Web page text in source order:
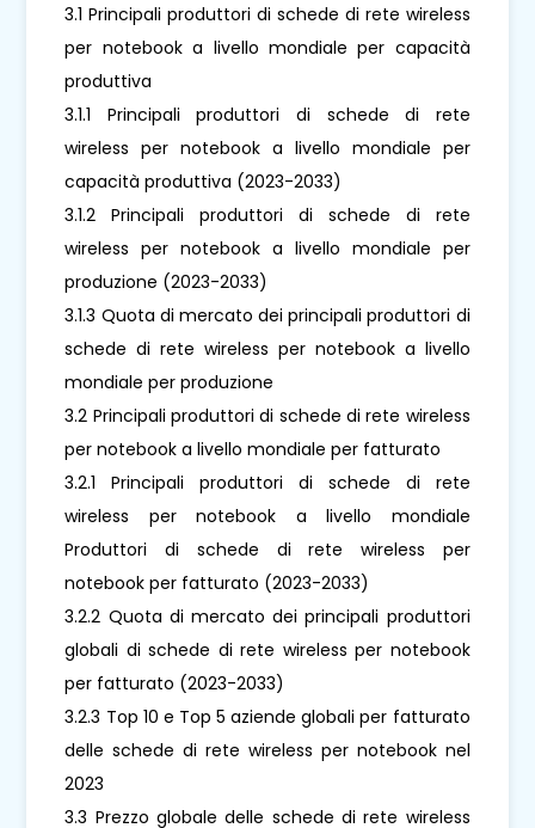
3.1 Principali produttori di schede di rete wireless
per notebook a livello mondiale per capacità
produttiva
3.1.1 Principali produttori di schede di rete
wireless per notebook a livello mondiale per
capacità produttiva (2023-2033)
3.1.2 Principali produttori di schede di rete
wireless per notebook a livello mondiale per
produzione (2023-2033)
3.1.3 Quota di mercato dei principali produttori di
schede di rete wireless per notebook a livello
mondiale per produzione
3.2 Principali produttori di schede di rete wireless
per notebook a livello mondiale per fatturato
3.2.1 Principali produttori di schede di rete
wireless per notebook a livello mondiale
Produttori di schede di rete wireless per
notebook per fatturato (2023-2033)
3.2.2 Quota di mercato dei principali produttori
globali di schede di rete wireless per notebook
per fatturato (2023-2033)
3.2.3 Top 10 e Top 5 aziende globali per fatturato
delle schede di rete wireless per notebook nel
2023
3.3 Prezzo globale delle schede di rete wireless